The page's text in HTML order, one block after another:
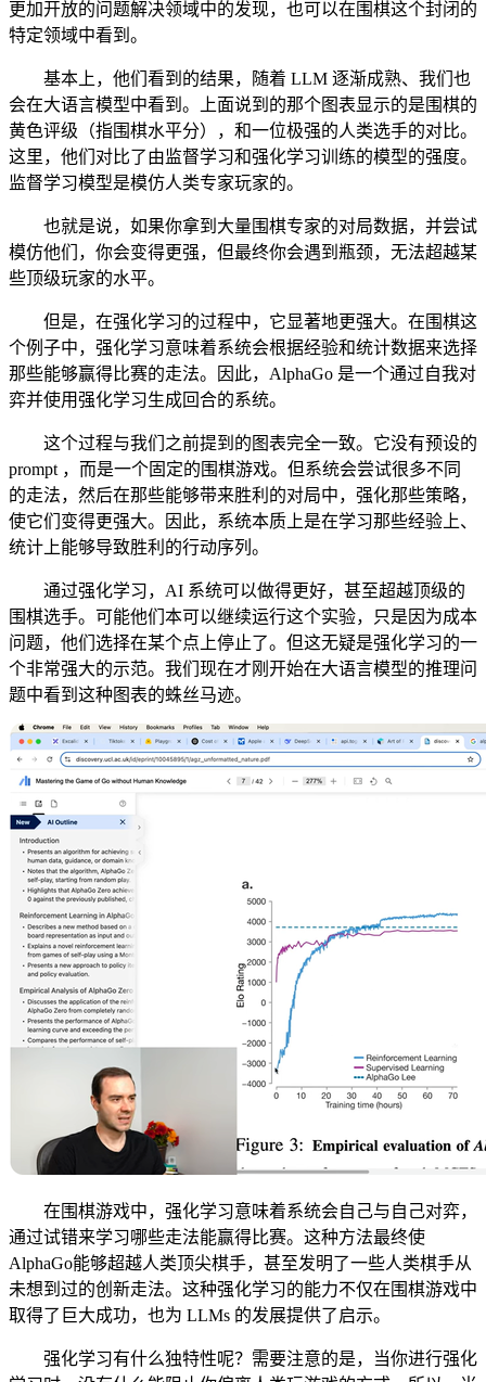
更加开放的问题解决领域中的发现，也可以在围棋这个封闭的
特定领域中看到。
基本上，他们看到的结果，随着 LLM 逐渐成熟、我们也
会在大语言模型中看到。上面说到的那个图表显示的是围棋的
黄色评级（指围棋水平分），和一位极强的人类选手的对比。
这里，他们对比了由监督学习和强化学习训练的模型的强度。
监督学习模型是模仿人类专家玩家的。
也就是说，如果你拿到大量围棋专家的对局数据，并尝试
模仿他们，你会变得更强，但最终你会遇到瓶颈，无法超越某
些顶级玩家的水平。
但是，在强化学习的过程中，它显著地更强大。在围棋这
个例子中，强化学习意味着系统会根据经验和统计数据来选择
那些能够赢得比赛的走法。因此，AlphaGo 是一个通过自我对
弈并使用强化学习生成回合的系统。
这个过程与我们之前提到的图表完全一致。它没有预设的
prompt ，而是一个固定的围棋游戏。但系统会尝试很多不同
的走法，然后在那些能够带来胜利的对局中，强化那些策略，
使它们变得更强大。因此，系统本质上是在学习那些经验上、
统计上能够导致胜利的行动序列。
通过强化学习，AI 系统可以做得更好，甚至超越顶级的
围棋选手。可能他们本可以继续运行这个实验，只是因为成本
问题，他们选择在某个点上停止了。但这无疑是强化学习的一
个非常强大的示范。我们现在才刚开始在大语言模型的推理问
题中看到这种图表的蛛丝马迹。
在围棋游戏中，强化学习意味着系统会自己与自己对弈，
通过试错来学习哪些走法能赢得比赛。这种方法最终使
AlphaGo能够超越人类顶尖棋手，甚至发明了一些人类棋手从
未想到过的创新走法。这种强化学习的能力不仅在围棋游戏中
取得了巨大成功，也为 LLMs 的发展提供了启示。
强化学习有什么独特性呢？需要注意的是，当你进行强化